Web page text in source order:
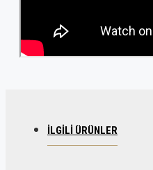
İLGILI ÜRÜNLER